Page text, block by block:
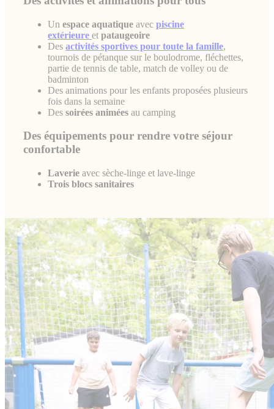
Un espace aquatique avec piscine
extérieure et pataugeoire
Des activités sportives pour toute la famille,
tournois de pétanque sur le boulodrome, fléchettes,
partie de tennis de table, match de volley ou de
badminton
Des animations pour les enfants proposées plusieurs
fois dans la semaine
Des soirées animées au camping
Des équipements pour rendre votre séjour
confortable
Laverie avec sèche-linge et lave-linge
Trois blocs sanitaires